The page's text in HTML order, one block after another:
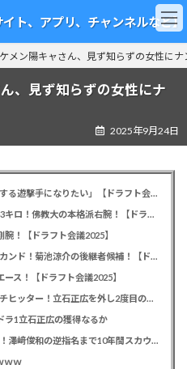
ト、アプリ、チャンネルなど】
ケメン陽キャさん、見ず知らずの女性に
、見ず知らずの女性にナ
2025年9月24日
カープドラ6西川篤夢！「日本を代表する遊撃手になりたい」【ドラフト会議2025】
カープドラ5赤木晴哉！191cm最速153キロ！佛教大の本格派右腕！【ドラフト会議2025】
！【ドラフト会議2025】
カープドラ3勝田成！近畿大163cmセカンド！菊池涼介の後継者候補！【ドラフト会議2025】
ス！【ドラフト会議2025】
カープドラ1平川蓮！187cmのスイッチヒッター！立石正広を外し2度目の重複も新井監督がクジを引き当てる！【ドラフト会議2025】
ラ1立石正広の獲得なるか
緒方孝市カープドラ3指名で青学出禁！澤﨑俊和の逆指名まで10年間スカウト出禁
ｗｗ